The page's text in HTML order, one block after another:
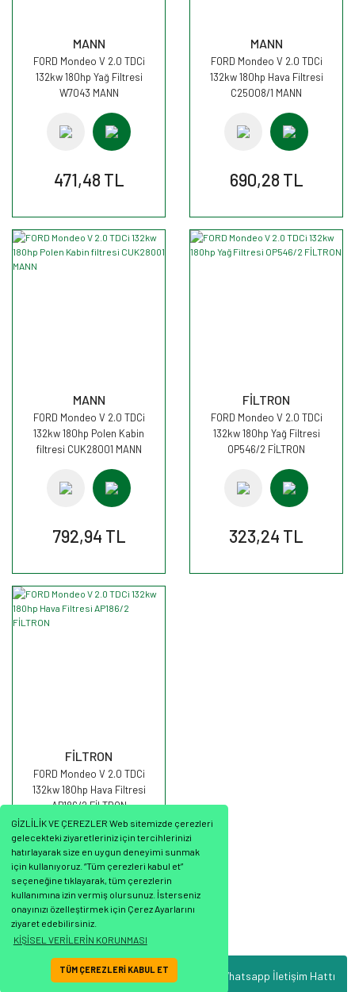
GİZLİLİK VE ÇEREZLER Web sitemizde çerezleri
gelecekteki ziyaretleriniz için tercihlerinizi
hatırlayarak size en uygun deneyimi sunmak
için kullanıyoruz. “Tüm çerezleri kabul et”
seçeneğine tıklayarak, tüm çerezlerin
kullanımına izin vermiş olursunuz. İsterseniz
onayınızı özelleştirmek için Çerez Ayarlarını
ziyaret edebilirsiniz.
KİŞİSEL VERİLERİN KORUNMASI
TÜM ÇEREZLERİ KABUL ET Whatsapp İletişim Hattı
MANN
FORD Mondeo V 2.0 TDCi
132kw 180hp Yağ Filtresi
W7043 MANN
471,48 TL
MANN
FORD Mondeo V 2.0 TDCi
132kw 180hp Hava Filtresi
C25008/1 MANN
690,28 TL
MANN
FORD Mondeo V 2.0 TDCi
132kw 180hp Polen Kabin
filtresi CUK28001 MANN
792,94 TL
FİLTRON
FORD Mondeo V 2.0 TDCi
132kw 180hp Yağ Filtresi
OP546/2 FİLTRON
323,24 TL
FİLTRON
FORD Mondeo V 2.0 TDCi
132kw 180hp Hava Filtresi
AP186/2 FİLTRON
503,31 TL